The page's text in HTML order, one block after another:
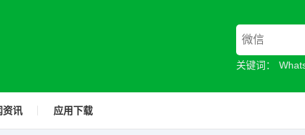
关键词：
资讯 应用下载